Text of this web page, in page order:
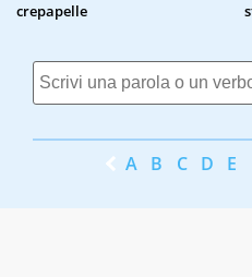
crepapelle
A B C D E